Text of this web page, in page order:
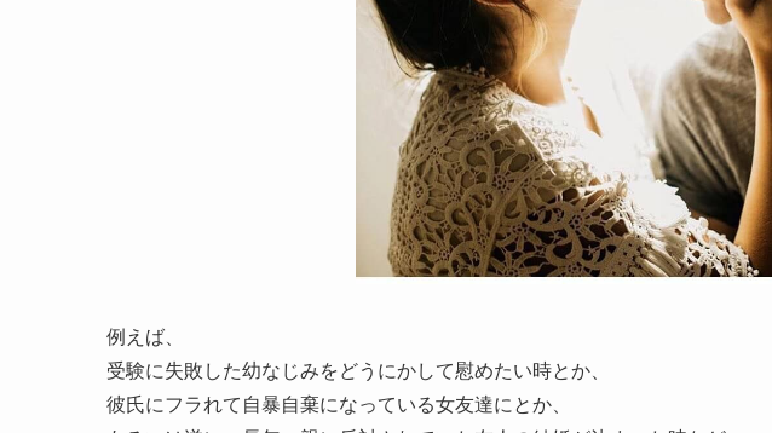
例えば、
受験に失敗した幼なじみをどうにかして慰めたい時とか、
彼氏にフラれて自暴自棄になっている女友達にとか、